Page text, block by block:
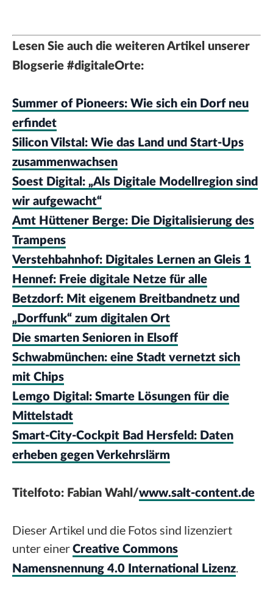
Lesen Sie auch die weiteren Artikel unserer
Blogserie #digitaleOrte:
Summer of Pioneers: Wie sich ein Dorf neu
erfindet
Silicon Vilstal: Wie das Land und Start-Ups
zusammenwachsen
Soest Digital: „Als Digitale Modellregion sind
wir aufgewacht“
Amt Hüttener Berge: Die Digitalisierung des
Trampens
Verstehbahnhof: Digitales Lernen an Gleis 1
Hennef: Freie digitale Netze für alle
Betzdorf: Mit eigenem Breitbandnetz und
„Dorffunk“ zum digitalen Ort
Die smarten Senioren in Elsoff
Schwabmünchen: eine Stadt vernetzt sich
mit Chips
Lemgo Digital: Smarte Lösungen für die
Mittelstadt
Smart-City-Cockpit Bad Hersfeld: Daten
erheben gegen Verkehrslärm
Titelfoto: Fabian Wahl/www.salt-content.de
Dieser Artikel und die Fotos sind lizenziert
unter einer Creative Commons
Namensnennung 4.0 International Lizenz